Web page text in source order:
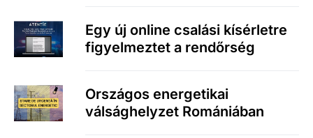
Egy új online csalási kísérletre
figyelmeztet a rendőrség
Országos energetikai
válsághelyzet Romániában